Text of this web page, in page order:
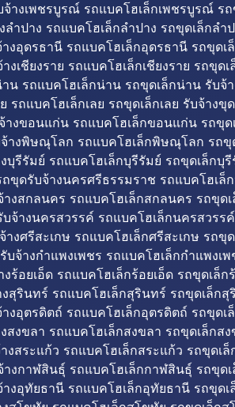
างเพชรบูรณ์ รถแบคโฮเล็กเพชรบูรณ์
ำปาง รถแบคโฮเล็กลำปาง รถขุดเล็กล
งอุดรธานี รถแบคโฮเล็กอุดรธานี รถขุด
งเชียงราย รถแบคโฮเล็กเชียงราย รถขุด
น รถแบคโฮเล็กน่าน รถขุดเล็กน่าน รับ
รถแบคโฮเล็กเลย รถขุดเล็กเลย รับจ้างขุ
างขอนแก่น รถแบคโฮเล็กขอนแก่น รถ
างพิษณุโลก รถแบคโฮเล็กพิษณุโลก รถ
บุรีรัมย์ รถแบคโฮเล็กบุรีรัมย์ รถขุดเล็กบุ
ขุดรับจ้างนครศรีธรรมราช รถแบคโฮเ
งสกลนคร รถแบคโฮเล็กสกลนคร รถขุ
จ้างนครสวรรค์ รถแบคโฮเล็กนครสวร
งศรีสะเกษ รถแบคโฮเล็กศรีสะเกษ รถ
บจ้างกำแพงเพชร รถแบคโฮเล็กกำแพง
ร้อยเอ็ด รถแบคโฮเล็กร้อยเอ็ด รถขุดเล็
สุรินทร์ รถแบคโฮเล็กสุรินทร์ รถขุดเล็ก
งอุตรดิตถ์ รถแบคโฮเล็กอุตรดิตถ์ รถขุด
สงขลา รถแบคโฮเล็กสงขลา รถขุดเล็กส
งสระแก้ว รถแบคโฮเล็กสระแก้ว รถขุดเ
งกาฬสินธุ์ รถแบคโฮเล็กกาฬสินธุ์ รถขุ
งอุทัยธานี รถแบคโฮเล็กอุทัยธานี รถขุ